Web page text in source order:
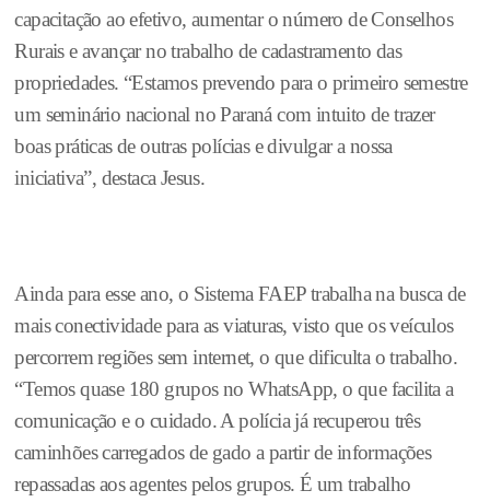
capacitação ao efetivo, aumentar o número de Conselhos
Rurais e avançar no trabalho de cadastramento das
propriedades. “Estamos prevendo para o primeiro semestre
um seminário nacional no Paraná com intuito de trazer
boas práticas de outras polícias e divulgar a nossa
iniciativa”, destaca Jesus.
Ainda para esse ano, o Sistema FAEP trabalha na busca de
mais conectividade para as viaturas, visto que os veículos
percorrem regiões sem internet, o que dificulta o trabalho.
“Temos quase 180 grupos no WhatsApp, o que facilita a
comunicação e o cuidado. A polícia já recuperou três
caminhões carregados de gado a partir de informações
repassadas aos agentes pelos grupos. É um trabalho